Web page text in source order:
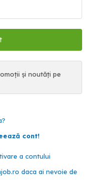
și noutăți pe
cont!
a contului
daca ai nevoie de